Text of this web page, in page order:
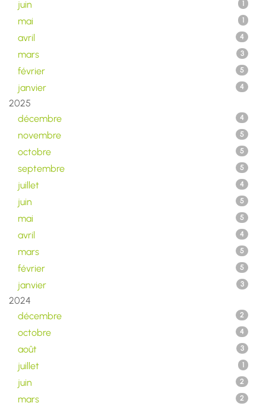
juin 1
mai 1
avril 4
mars 3
février 5
janvier 4
2025
décembre
4
novembre 5
octobre 5
septembre 5
juillet 4
juin 5
mai 5
avril 4
mars 5
février 5
janvier 3
2024
décembre
2
octobre 4
août 3
juillet 1
juin 2
mars 2